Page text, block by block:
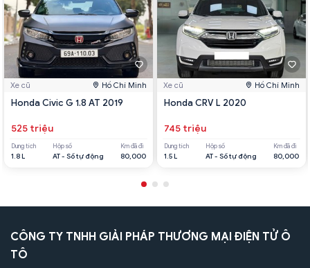
Xe cũ Hồ Chí Minh
Honda Civic G 1.8 AT 2019
525 triệu
Dung tích
1.8 L
Hộp số
AT - Số tự động
Km đã đi
80,000
Xe cũ Hồ Chí Minh
Honda CRV L 2020
745 triệu
Dung tích
1.5 L
Hộp số
AT - Số tự động
Km đã đi
80,000
CÔNG TY TNHH GIẢI PHÁP THƯƠNG MẠI ĐIỆN TỬ Ô
TÔ